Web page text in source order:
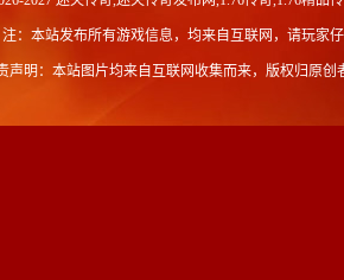
注：本站发布所有游戏信息，均来自互联网，请玩家
声明：本站图片均来自互联网收集而来，版权归原